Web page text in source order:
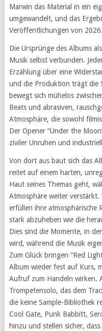
Marwin das Material in ein
umgewandelt, und das
Veröffentlichungen von 2026.
Die Ursprünge des Albums
Musik selbst verbunden.
Erzählung über eine
und die Produktion trägt die
bewegt sich mühelos
Beats und abrasiven,
Atmosphäre, die sowohl
Der Opener “Under the
ziviler Unruhen und
Von dort aus baut sich das
reitet auf einem harten,
Haut seines Themas geht,
Atmosphäre weiter verstärkt.
erfüllen ihre atmosphärische
stark abzuheben wie die
Dies sind die Momente, in
wird, während die Musik
Zum Glück bringen “Red
Album wieder fest auf Kurs,
Aufruf zum Handeln wirken.
Trompetensolo, das dem
die keine Sample-Bibliothek
Cool Gate, Punk Babbitt,
hinzu und stellen sicher,